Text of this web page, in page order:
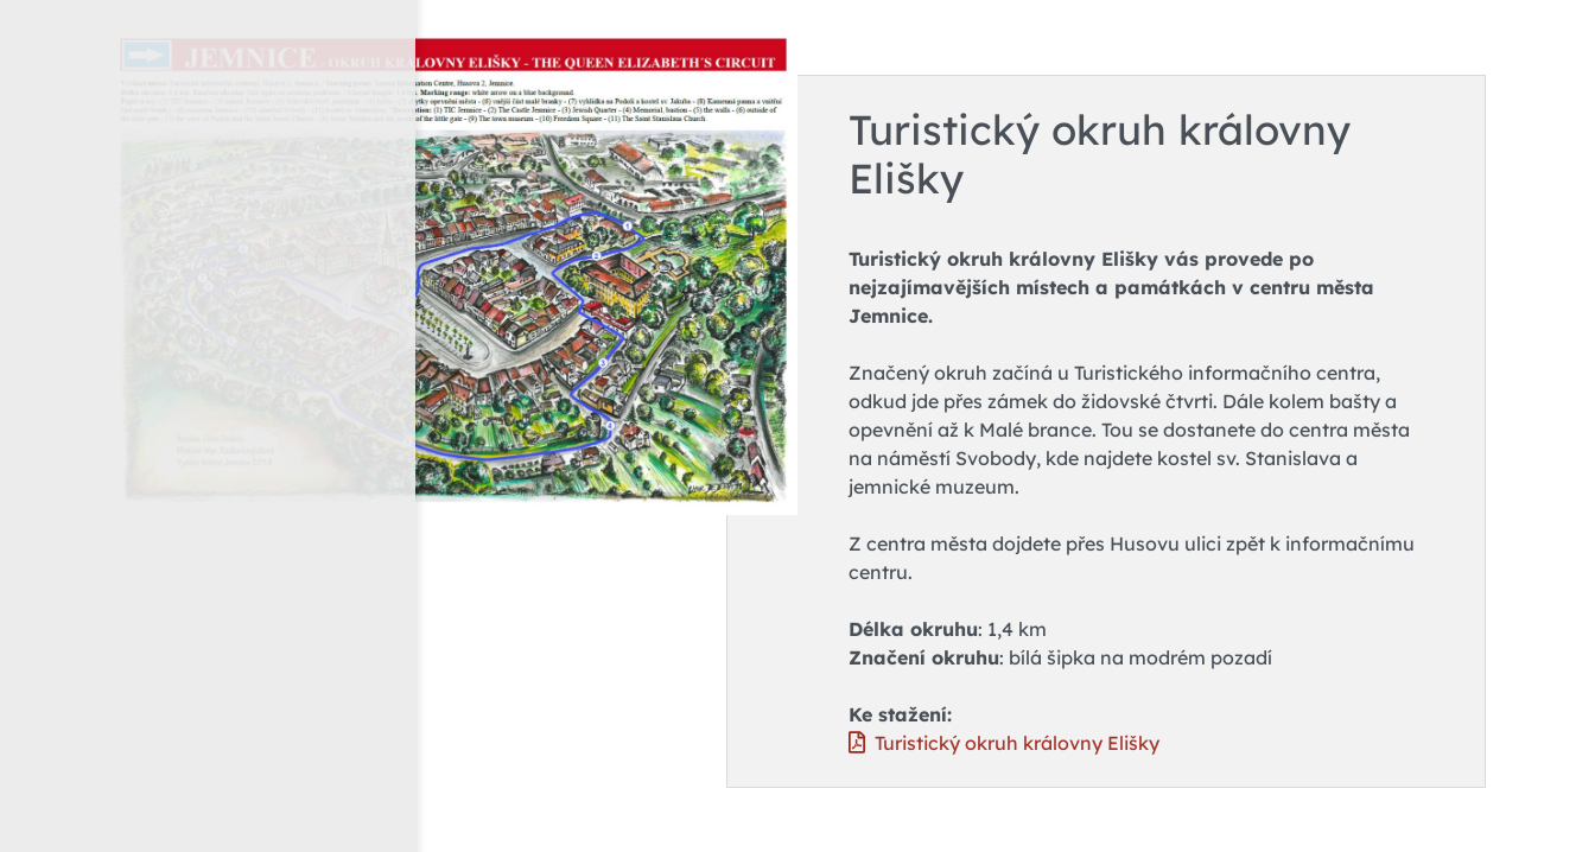
Turistický okruh královny
Elišky
Turistický okruh královny Elišky vás provede po
nejzajímavějších místech a památkách v centru města
Jemnice.
Značený okruh začíná u Turistického informačního centra,
odkud jde přes zámek do židovské čtvrti. Dále kolem bašty a
opevnění až k Malé brance. Tou se dostanete do centra města
na náměstí Svobody, kde najdete kostel sv. Stanislava a
jemnické muzeum.
Z centra města dojdete přes Husovu ulici zpět k informačnímu
centru.
Délka okruhu: 1,4 km
Značení okruhu: bílá šipka na modrém pozadí
Ke stažení:
Turistický okruh královny Elišky